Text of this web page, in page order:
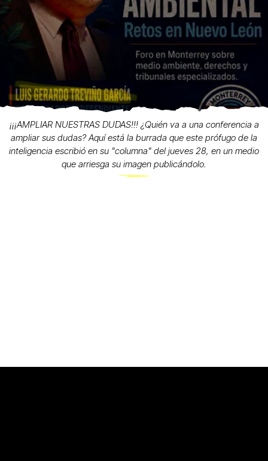
¡¡¡AMPLIAR NUESTRAS DUDAS!!! ¿Quién va a una conferencia a
ampliar sus dudas? Aquí está la burrada que este prófugo de la
inteligencia escribió en su "columna" del jueves 28, en un medio
que arriesga su imagen publicándolo.